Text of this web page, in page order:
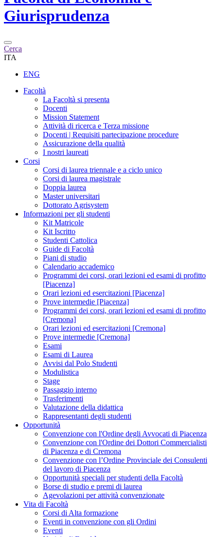
Giurisprudenza
Cerca
ITA
ENG
Facoltà
La Facoltà si presenta
Docenti
Mission Statement
Attività di ricerca e Terza missione
Docenti | Requisiti partecipazione procedure
Assicurazione della qualità
I nostri laureati
Corsi
Corsi di laurea triennale e a ciclo unico
Corsi di laurea magistrale
Doppia laurea
Master universitari
Dottorato Agrisystem
Informazioni per gli studenti
Kit Matricole
Kit Iscritto
Studenti Cattolica
Guide di Facoltà
Piani di studio
Calendario accademico
Programmi dei corsi, orari lezioni ed esami di profitto
[Piacenza]
Orari lezioni ed esercitazioni [Piacenza]
Prove intermedie [Piacenza]
Programmi dei corsi, orari lezioni ed esami di profitto
[Cremona]
Orari lezioni ed esercitazioni [Cremona]
Prove intermedie [Cremona]
Esami
Esami di Laurea
Avvisi dal Polo Studenti
Modulistica
Stage
Passaggio interno
Trasferimenti
Valutazione della didattica
Rappresentanti degli studenti
Opportunità
Convenzione con l'Ordine degli Avvocati di Piacenza
Convenzione con l'Ordine dei Dottori Commercialisti
di Piacenza e di Cremona
Convenzione con l’Ordine Provinciale dei Consulenti
del lavoro di Piacenza
Opportunità speciali per studenti della Facoltà
Borse di studio e premi di laurea
Agevolazioni per attività convenzionate
Vita di Facoltà
Corsi di Alta formazione
Eventi in convenzione con gli Ordini
Eventi